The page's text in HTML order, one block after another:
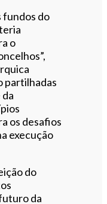
fundos do
o
partilhadas
os desafios
execução
do
da